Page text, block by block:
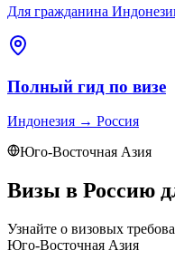
Для гражданина
Полный гид по визе
Индонезия → Россия
Юго-Восточная Азия
Визы в Россию
Узнайте о визовых
Юго-Восточная Азия